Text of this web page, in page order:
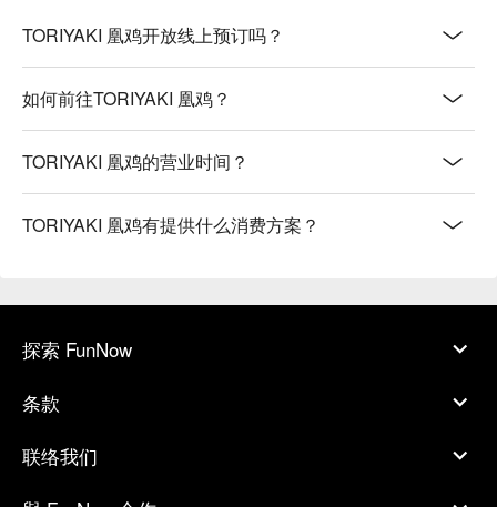
TORIYAKI 凰鸡开放线上预订吗？
如何前往TORIYAKI 凰鸡？
TORIYAKI 凰鸡的营业时间？
TORIYAKI 凰鸡有提供什么消费方案？
探索 FunNow
条款
联络我们